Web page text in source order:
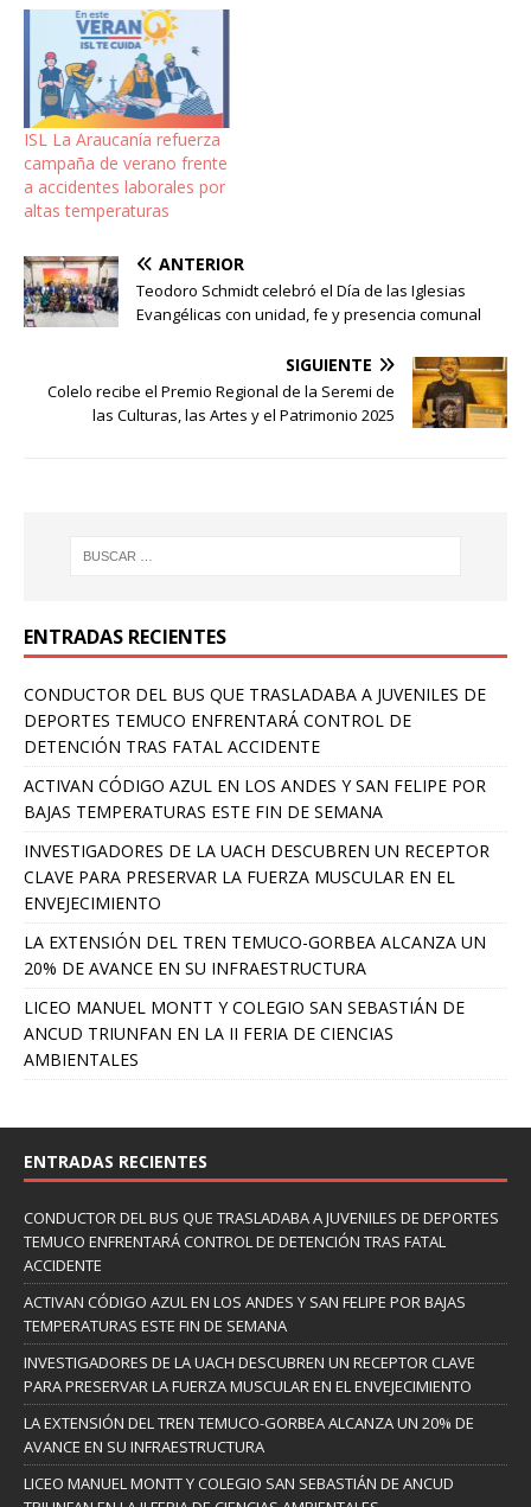
ISL La Araucanía refuerza
campaña de verano frente
a accidentes laborales por
altas temperaturas
ANTERIOR
Teodoro Schmidt celebró el Día de las Iglesias
Evangélicas con unidad, fe y presencia comunal
SIGUIENTE
Colelo recibe el Premio Regional de la Seremi de
las Culturas, las Artes y el Patrimonio 2025
ENTRADAS RECIENTES
CONDUCTOR DEL BUS QUE TRASLADABA A JUVENILES DE
DEPORTES TEMUCO ENFRENTARÁ CONTROL DE
DETENCIÓN TRAS FATAL ACCIDENTE
ACTIVAN CÓDIGO AZUL EN LOS ANDES Y SAN FELIPE POR
BAJAS TEMPERATURAS ESTE FIN DE SEMANA
INVESTIGADORES DE LA UACH DESCUBREN UN RECEPTOR
CLAVE PARA PRESERVAR LA FUERZA MUSCULAR EN EL
ENVEJECIMIENTO
LA EXTENSIÓN DEL TREN TEMUCO-GORBEA ALCANZA UN
20% DE AVANCE EN SU INFRAESTRUCTURA
LICEO MANUEL MONTT Y COLEGIO SAN SEBASTIÁN DE
ANCUD TRIUNFAN EN LA II FERIA DE CIENCIAS
AMBIENTALES
ENTRADAS RECIENTES
CONDUCTOR DEL BUS QUE TRASLADABA A JUVENILES DE DEPORTES
TEMUCO ENFRENTARÁ CONTROL DE DETENCIÓN TRAS FATAL
ACCIDENTE
ACTIVAN CÓDIGO AZUL EN LOS ANDES Y SAN FELIPE POR BAJAS
TEMPERATURAS ESTE FIN DE SEMANA
INVESTIGADORES DE LA UACH DESCUBREN UN RECEPTOR CLAVE
PARA PRESERVAR LA FUERZA MUSCULAR EN EL ENVEJECIMIENTO
LA EXTENSIÓN DEL TREN TEMUCO-GORBEA ALCANZA UN 20% DE
AVANCE EN SU INFRAESTRUCTURA
LICEO MANUEL MONTT Y COLEGIO SAN SEBASTIÁN DE ANCUD